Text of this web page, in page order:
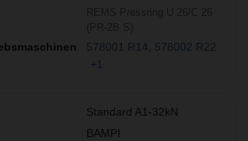
578001 R14
578002 R22
+1
Standard A1-32kN
BAMPI